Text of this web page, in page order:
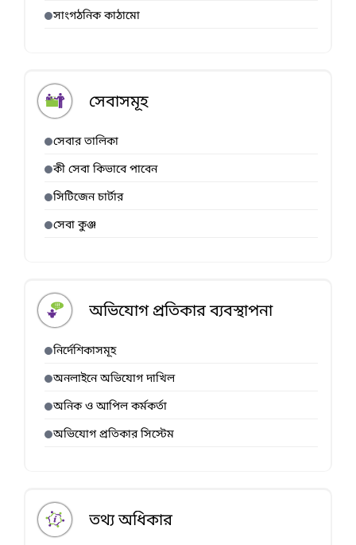
সাংগঠনিক কাঠামো
সেবাসমূহ
সেবার তালিকা
কী সেবা কিভাবে পাবেন
সিটিজেন চার্টার
সেবা কুঞ্জ
অভিযোগ প্রতিকার ব্যবস্থাপনা
নির্দেশিকাসমূহ
অনলাইনে অভিযোগ দাখিল
অনিক ও আপিল কর্মকর্তা
অভিযোগ প্রতিকার সিস্টেম
তথ্য অধিকার